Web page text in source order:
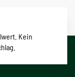
Kein